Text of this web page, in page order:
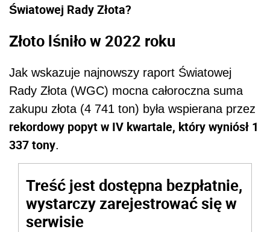
Światowej Rady Złota?
Złoto lśniło w 2022 roku
Jak wskazuje najnowszy raport Światowej
Rady Złota (WGC) mocna całoroczna suma
zakupu złota (4 741 ton) była wspierana przez
rekordowy popyt w IV kwartale, który wyniósł 1
337 tony.
Treść jest dostępna bezpłatnie,
wystarczy zarejestrować się w
serwisie